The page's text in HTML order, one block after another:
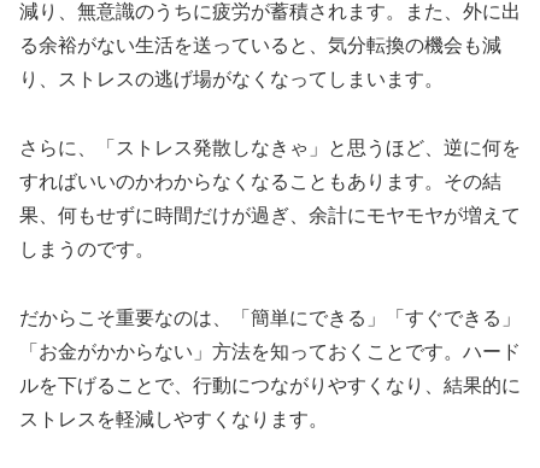
減り、無意識のうちに疲労が蓄積されます。また、外に出
る余裕がない生活を送っていると、気分転換の機会も減
り、ストレスの逃げ場がなくなってしまいます。
さらに、「ストレス発散しなきゃ」と思うほど、逆に何を
すればいいのかわからなくなることもあります。その結
果、何もせずに時間だけが過ぎ、余計にモヤモヤが増えて
しまうのです。
だからこそ重要なのは、「簡単にできる」「すぐできる」
「お金がかからない」方法を知っておくことです。ハード
ルを下げることで、行動につながりやすくなり、結果的に
ストレスを軽減しやすくなります。